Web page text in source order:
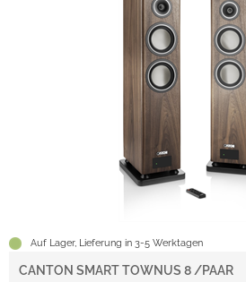
Auf Lager, Lieferung in 3-5 Werktagen
CANTON SMART TOWNUS 8 /PAAR